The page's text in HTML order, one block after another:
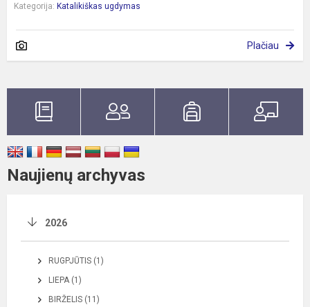
Kategorija: Katalikiškas ugdymas
Plačiau
Naujienų archyvas
2026
RUGPJŪTIS (1)
LIEPA (1)
BIRŽELIS (11)